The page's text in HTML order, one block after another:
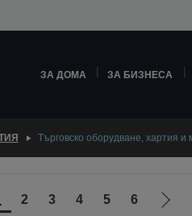
ЗА ДОМА ЗА БИЗНЕСА
Търговско оборудване, хартия и
2 3 4 5 6